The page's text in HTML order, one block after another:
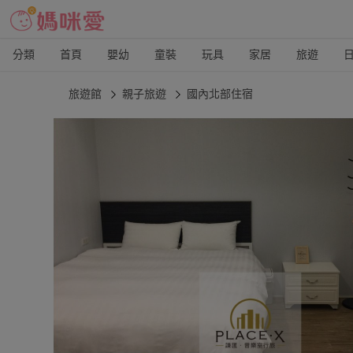
分類 首頁 嬰幼 童裝 玩具 家居 旅遊
旅遊館 親子旅遊 國內北部住宿